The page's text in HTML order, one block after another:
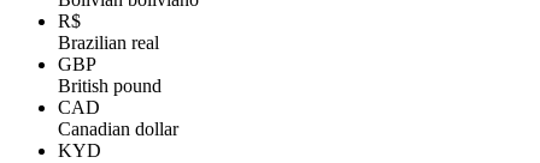
R$
Brazilian real
GBP
British pound
CAD
Canadian dollar
KYD